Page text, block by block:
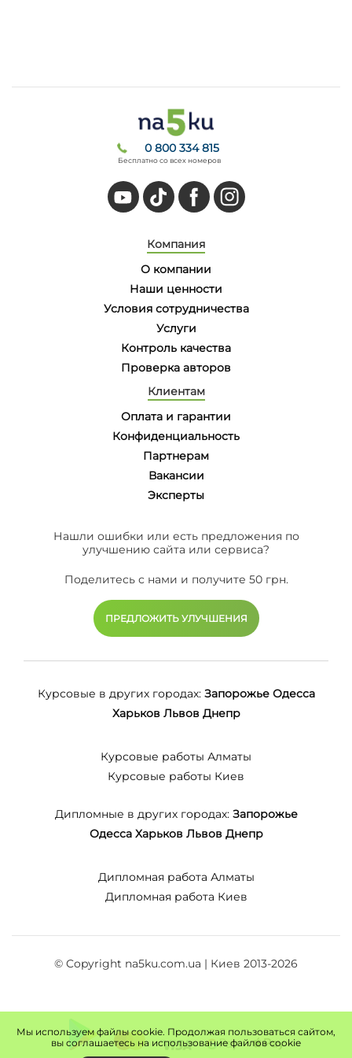
0 800 334 815
Бесплатно со всех номеров
Компания
О компании
Наши ценности
Условия сотрудничества
Услуги
Контроль качества
Проверка авторов
Клиентам
Оплата и гарантии
Конфиденциальность
Партнерам
Вакансии
Эксперты
Нашли ошибки или есть предложения по
улучшению сайта или сервиса?
Поделитесь с нами и получите 50 грн.
ПРЕДЛОЖИТЬ УЛУЧШЕНИЯ
Курсовые в других городах: Запорожье Одесса
Харьков Львов Днепр
Курсовые работы Алматы
Курсовые работы Киев
Дипломные в других городах: Запорожье
Одесса Харьков Львов Днепр
Дипломная работа Алматы
Дипломная работа Киев
© Copyright na5ku.com.ua | Киев 2013-2026
Мы используем файлы cookie. Продолжая пользоваться сайтом,
вы соглашаетесь на использование файлов cookie